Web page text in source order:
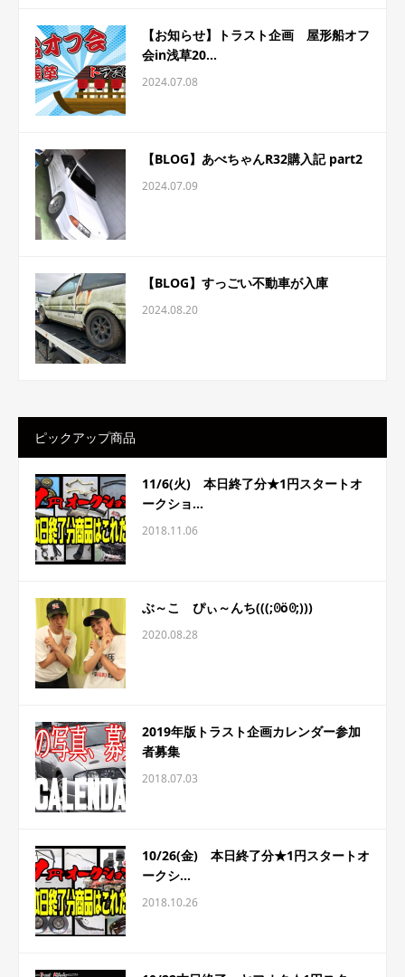
【お知らせ】トラスト企画 屋形船オフ
会in浅草20...
2024.07.08
【BLOG】あべちゃんR32購入記 part2
2024.07.09
【BLOG】すっごい不動車が入庫
2024.08.20
ピックアップ商品
11/6(火) 本日終了分★1円スタートオ
ークショ...
2018.11.06
ぶ～こ ぴぃ～んち(((;ꏿöꏿ;)))
2020.08.28
2019年版トラスト企画カレンダー参加
者募集
2018.07.03
10/26(金) 本日終了分★1円スタートオ
ークシ...
2018.10.26